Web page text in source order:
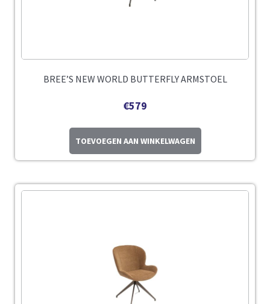
BREE’S NEW WORLD BUTTERFLY ARMSTOEL
€579
TOEVOEGEN AAN WINKELWAGEN